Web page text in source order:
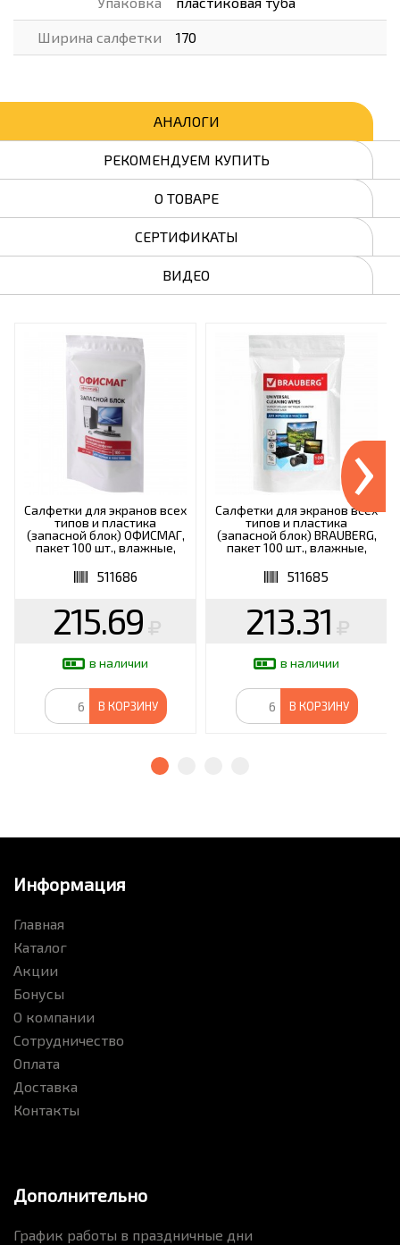
Ширина салфетки 170
АНАЛОГИ
РЕКОМЕНДУЕМ КУПИТЬ
О ТОВАРЕ
СЕРТИФИКАТЫ
ВИДЕО
Салфетки для экранов всех
типов и пластика
(запасной блок) ОФИСМАГ,
пакет 100 шт., влажные,
511686
215.69
в наличии
В КОРЗИНУ
Салфетки для экранов всех
типов и пластика
(запасной блок) BRAUBERG,
пакет 100 шт., влажные,
511685
213.31
в наличии
В КОРЗИНУ
›
Информация
Главная
Каталог
Акции
Бонусы
О компании
Сотрудничество
Оплата
Доставка
Контакты
Дополнительно
График работы в праздничные дни